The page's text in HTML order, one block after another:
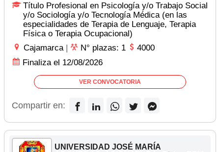
Título Profesional en Psicología y/o Trabajo Social
y/o Sociología y/o Tecnología Médica (en las
especialidades de Terapia de Lenguaje, Terapia
Física o Terapia Ocupacional)
Cajamarca | N° plazas: 1
4000
Finaliza el 12/08/2026
VER CONVOCATORIA
Compartir en:
UNIVERSIDAD JOSÉ MARÍA